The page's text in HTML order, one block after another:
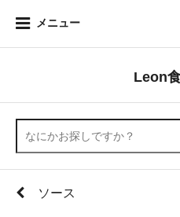
メニュー
Leon
ソース